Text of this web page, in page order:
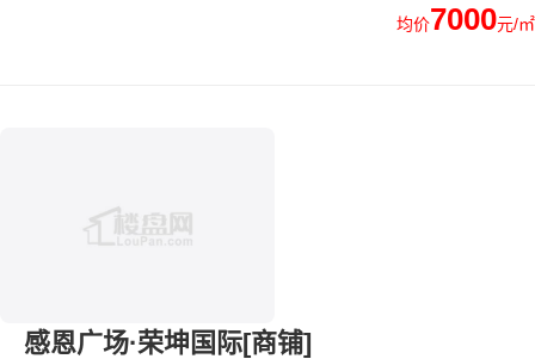
均价7000元/㎡
感恩广场·荣坤国际[商铺]